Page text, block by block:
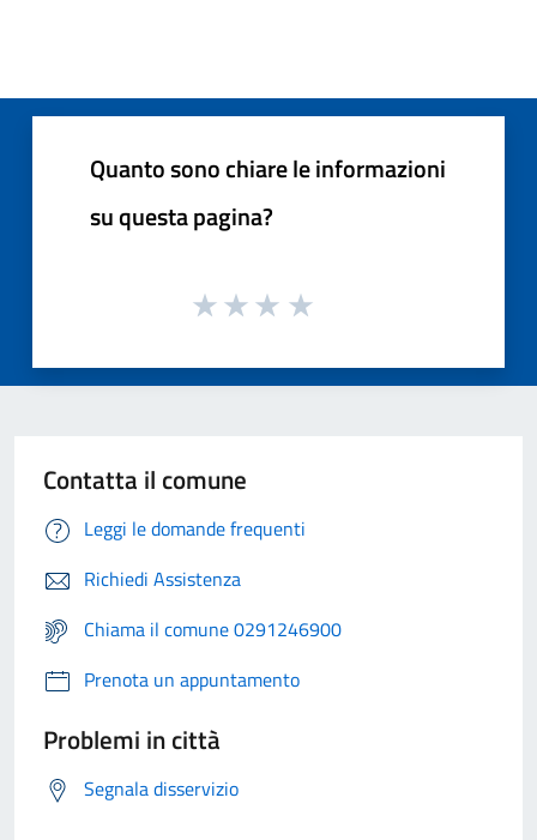
Quanto sono chiare le informazioni
su questa pagina?
Contatta il comune
Leggi le domande frequenti
Richiedi Assistenza
Chiama il comune 0291246900
Prenota un appuntamento
Problemi in città
Segnala disservizio